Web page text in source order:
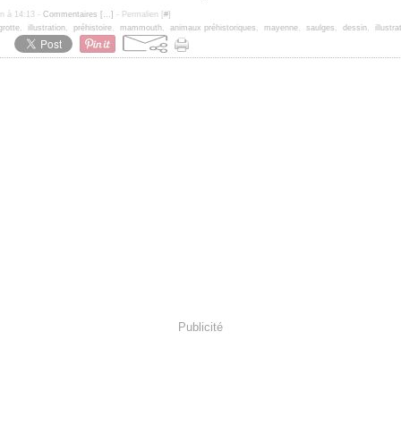
à 14:13 - Commentaires [ …] - Permalien [ #]
, illustration, préhistoire, mammouth, animaux préhistoriques , mayenne, saulges , dessin,
Publicité